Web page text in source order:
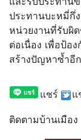
ประทานบะหมี่กึ่ง
หน่วยงานที่รับผิ
ต่อเนื่อง เพื่อป้อ
สร้างปัญหาซ้ำอีก
แชร์ แ
ติดตามบ้านเมือง